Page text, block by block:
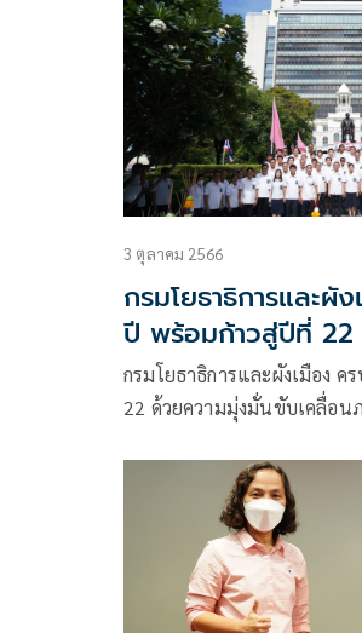
3 ตุลาคม 2566
กรมโยธาธิการและผั
ปี พร้อมก้าวสู่ปีที่
ขับเคลื่อนภารกิจ สู่
ยกระดับการเป็นอง
กรมโยธาธิการและผังเมือง
22 ด้วยความมุ่งมั่นขับเคลื่อ